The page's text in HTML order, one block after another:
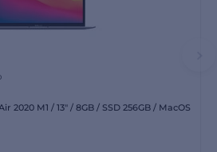
2020 M1 / 13″ / 8GB / SSD 256GB / MacOS